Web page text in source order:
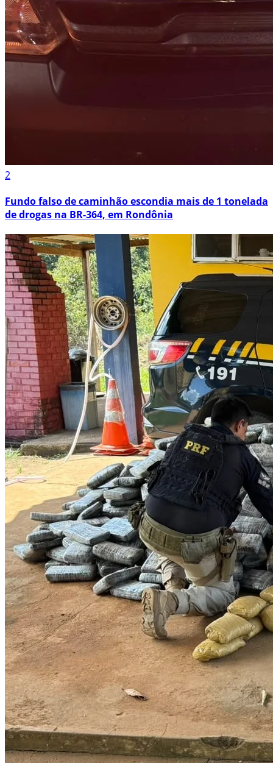
2
Fundo falso de caminhão escondia mais de 1 tonelada
de drogas na BR-364, em Rondônia